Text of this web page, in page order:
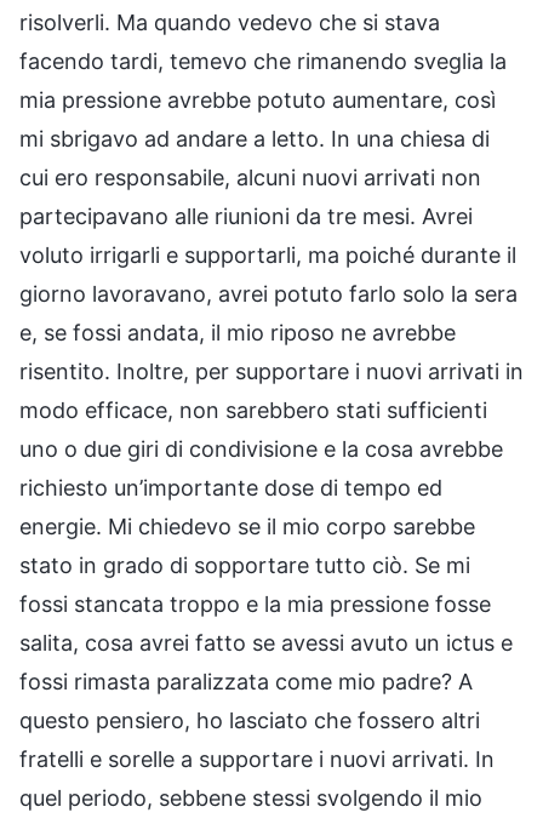
risolverli. Ma quando vedevo che si stava
facendo tardi, temevo che rimanendo sveglia la
mia pressione avrebbe potuto aumentare, così
mi sbrigavo ad andare a letto. In una chiesa di
cui ero responsabile, alcuni nuovi arrivati non
partecipavano alle riunioni da tre mesi. Avrei
voluto irrigarli e supportarli, ma poiché durante il
giorno lavoravano, avrei potuto farlo solo la sera
e, se fossi andata, il mio riposo ne avrebbe
risentito. Inoltre, per supportare i nuovi arrivati in
modo efficace, non sarebbero stati sufficienti
uno o due giri di condivisione e la cosa avrebbe
richiesto un’importante dose di tempo ed
energie. Mi chiedevo se il mio corpo sarebbe
stato in grado di sopportare tutto ciò. Se mi
fossi stancata troppo e la mia pressione fosse
salita, cosa avrei fatto se avessi avuto un ictus e
fossi rimasta paralizzata come mio padre? A
questo pensiero, ho lasciato che fossero altri
fratelli e sorelle a supportare i nuovi arrivati. In
quel periodo, sebbene stessi svolgendo il mio